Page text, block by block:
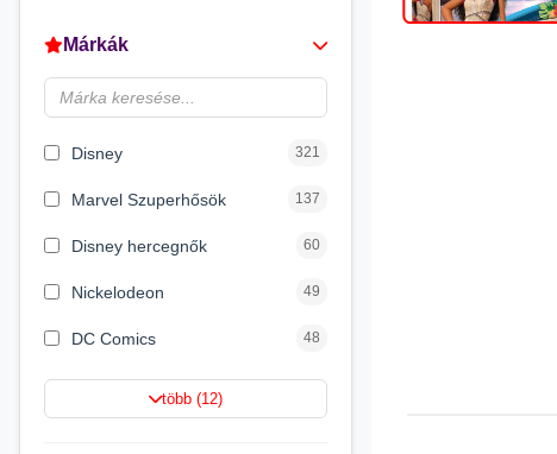
Flair Toys
Zikin 2
Márkák
Disney 321
Marvel Szuperhősök 137
Disney hercegnők 60
Nickelodeon 49
DC Comics 48
Netflix 42
több (12)